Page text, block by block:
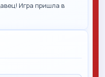
Игра пришла в